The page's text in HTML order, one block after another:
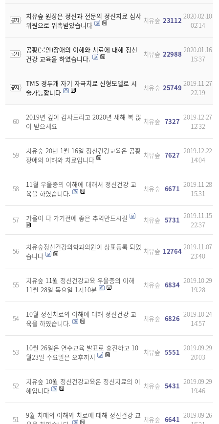
치유숲 원장은 정신과 전문의 정신치료 심사
위원으로 위촉받았습니다
치유숲 23112 2020.02.10
02:14
공황(불안)장애의 이해와 치료에 대해 정신
건강 교육을 하였습니다.
치유숲 22988 2020.01.16
15:37
TMS 경두개 자기 자극치료 신형모델로 시
술가능합니다
치유숲 25749 2019.11.27
22:19
60
2019년 깊이 감사드리고 2020년 새해 복 많
이 받으세요
치유숲 7327 2019.12.27
12:32
59
치유숲 20년 1월 16일 정신건강교육은 공황
장애의 이해와 치료입니다
치유숲 7627 2019.12.22
14:04
58
11월 우울증의 이해에 대해서 정신건강 교
육을 하였습니다.
치유숲 6671 2019.11.28
15:31
57 가을이 다 가기전에 좋은 추억만드시길 치유숲 5731 2019.11.15
22:37
56
치유숲정신건강의학과의원이 상표등록 되었
습니다
치유숲 127642019.11.07
23:40
55
치유숲 11월 정신건강교육 우울증의 이해
11월 28일 목요일 1시10분
치유숲 6834 2019.10.29
19:28
54
10월 정신치료의 이해에 대해 정신건강 교
육을 하였습니다.
치유숲 6826 2019.10.24
14:57
53
10월 26일은 연수교육 발표로 휴진하고 10
월23일 수요일은 오후까지
치유숲 5551 2019.09.29
20:03
52
치유숲 10월 정신건강교육은 정신치료의 이
해입니다
치유숲 5431 2019.09.29
19:46
51
9월 치매의 이해와 치료에 대해 정신건강 교 치유숲 6641 2019.09.26